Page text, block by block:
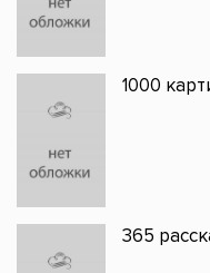
1000
365